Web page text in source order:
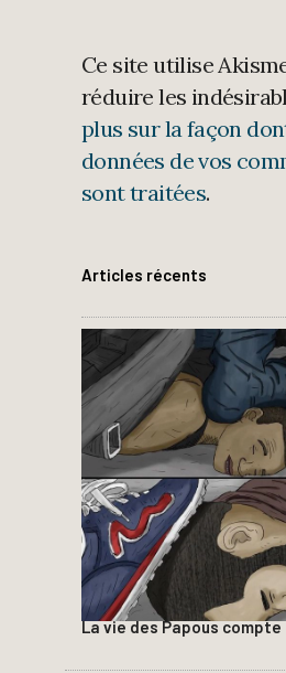
Ce site utilise
réduire les
plus sur la façon
données de vos
sont traitées.
Articles récents
La vie des Papous compte